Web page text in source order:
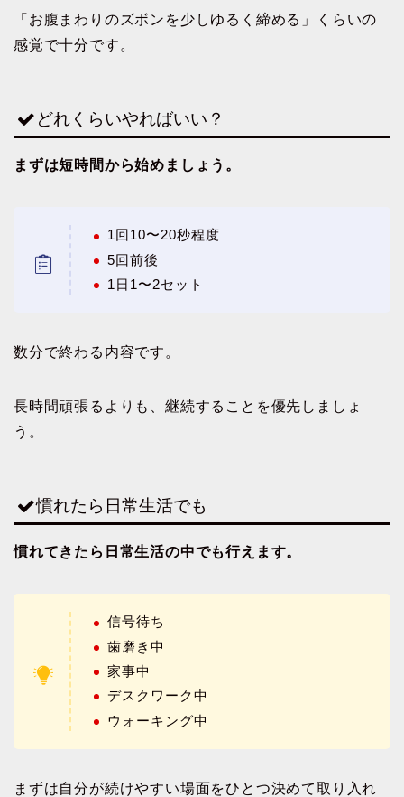
「お腹まわりのズボンを少しゆるく締める」くらいの
感覚で十分です。
どれくらいやればいい？
まずは短時間から始めましょう。
1回10〜20秒程度
5回前後
1日1〜2セット
数分で終わる内容です。
長時間頑張るよりも、継続することを優先しましょ
う。
慣れたら日常生活でも
慣れてきたら日常生活の中でも行えます。
信号待ち
歯磨き中
家事中
デスクワーク中
ウォーキング中
まずは自分が続けやすい場面をひとつ決めて取り入れ